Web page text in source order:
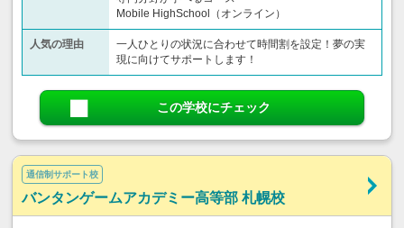
Mobile HighSchool（オンライン）
人気の理由
一人ひとりの状況に合わせて時間割を設定！夢の実
現に向けてサポートします！
この学校にチェック
通信制サポート校
バンタンゲームアカデミー高等部 札幌校